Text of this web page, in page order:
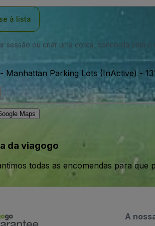
à lista
sessão ou criar uma conta, concorda com o
Manhattan Parking Lots (InActive) -
Maps
da viagogo
todas as encomendas para
A